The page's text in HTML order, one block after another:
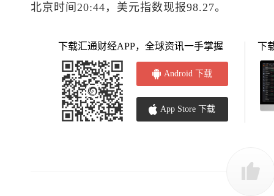
北京时间20:44， 美元指数现报98.27。
下载汇通财经APP，全球资讯一手掌握
Android 下载
App Store 下载
下